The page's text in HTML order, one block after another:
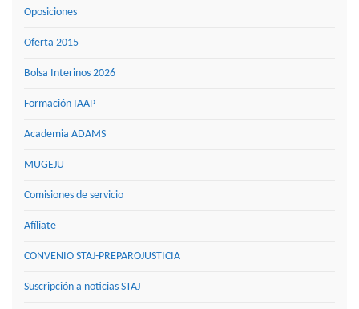
Oposiciones
Oferta 2015
Bolsa Interinos 2026
Formación IAAP
Academia ADAMS
MUGEJU
Comisiones de servicio
Afíliate
CONVENIO STAJ-PREPAROJUSTICIA
Suscripción a noticias STAJ